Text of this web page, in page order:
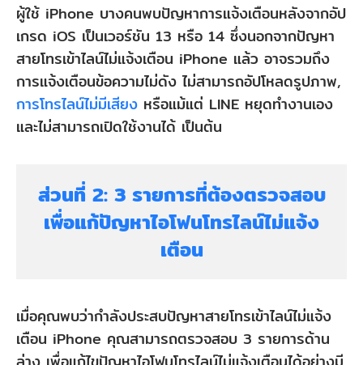
รายการ
ที่
ต้อง
ตรวจ
สอบ
แก้
ปัญหา
ไลน์
ไม่
ผู้ใช้ iPhone บางคนพบปัญหาการแจ้งเตือนหลังจากอัป
เกรด iOS เป็นเวอร์ชัน 13 หรือ 14 ซึ่งนอกจากปัญหา
สายโทรเข้าไลน์ไม่แจ้งเตือน iPhone แล้ว อาจรวมถึง
การแจ้งเตือนข้อความไม่ดัง ไม่สามารถอัปโหลดรูปภาพ,
การโทรไลน์ไม่มีเสียง หรือแม้แต่ LINE หยุดทำงานเอง
และไม่สามารถเปิดใช้งานได้ เป็นต้น
ส่วนที่ 2: 3 รายการที่ต้องตรวจสอบ
เพื่อแก้ปัญหาไอโฟนโทรไลน์ไม่แจ้ง
เตือน
เมื่อคุณพบว่ากำลังประสบปัญหาสายโทรเข้าไลน์ไม่แจ้ง
เตือน iPhone คุณสามารถตรวจสอบ 3 รายการด้าน